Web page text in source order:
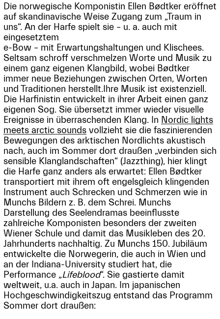
Die norwegische Komponistin Ellen Bødtker eröffnet
auf skandinavische Weise Zugang zum „Traum in
uns“. An der Harfe spielt sie – u. a. auch mit
eingesetztem
e-Bow – mit Erwartungshaltungen und Klischees.
Seltsam schroff verschmelzen Worte und Musik zu
einem ganz eigenen Klangbild, wobei Bødtker
immer neue Beziehungen zwischen Orten, Worten
und Traditionen herstellt.Ihre Musik ist existenziell.
Die Harfinistin entwickelt in ihrer Arbeit einen ganz
eigenen Sog. Sie übersetzt immer wieder visuelle
Ereignisse in überraschenden Klang. In Nordic lights
meets arctic soundsvollzieht sie die faszinierenden
Bewegungen des arktischen Nordlichts akustisch
nach, auch im Sommer dort draußen „verbinden sich
sensible Klanglandschaften“ (Jazzthing), hier klingt
die Harfe ganz anders als erwartet: Ellen Bødtker
transportiert mit ihrem oft engelsgleich klingenden
Instrument auch Schrecken und Schmerzen wie in
Munchs Bildern z. B. dem Schrei. Munchs
Darstellung des Seelendramas beeinflusste
zahlreiche Komponisten besonders der zweiten
Wiener Schule und damit das Musikleben des 20.
Jahrhunderts nachhaltig. Zu Munchs 150. Jubiläum
entwickelte die Norwegerin, die auch in Wien und
an der Indiana-University studiert hat, die
Performance „Lifeblood“. Sie gastierte damit
weltweit, u.a. auch in Japan. Im japanischen
Hochgeschwindigkeitszug entstand das Programm
Sommer dort draußen: